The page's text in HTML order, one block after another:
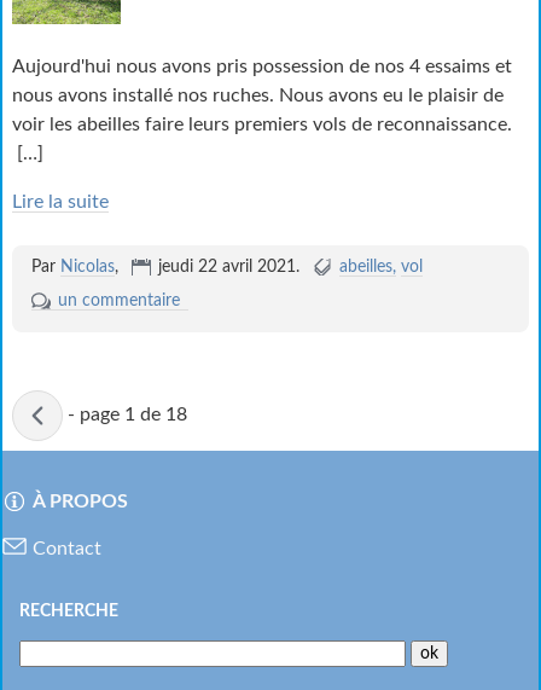
Aujourd'hui nous avons pris possession de nos 4 essaims et
nous avons installé nos ruches. Nous avons eu le plaisir de
voir les abeilles faire leurs premiers vols de reconnaissance.
[…]
Lire la suite
Par Nicolas, jeudi 22 avril 2021 . abeilles vol
un commentaire
- page 1 de 18
Menu
À PROPOS
Contact
RECHERCHE